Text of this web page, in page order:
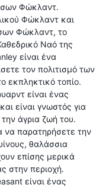
Φώκλαντ.
Φώκλαντ και
Φώκλαντ, το
Ναό της
είναι ένα
τον πολιτισμό των
εκπληκτικό τοπίο.
είναι ένας
είναι γνωστός για
άγρια ​​ζωή του.
να παρατηρήσετε την
θαλάσσια
επίσης μερικά
στην περιοχή.
είναι ένας